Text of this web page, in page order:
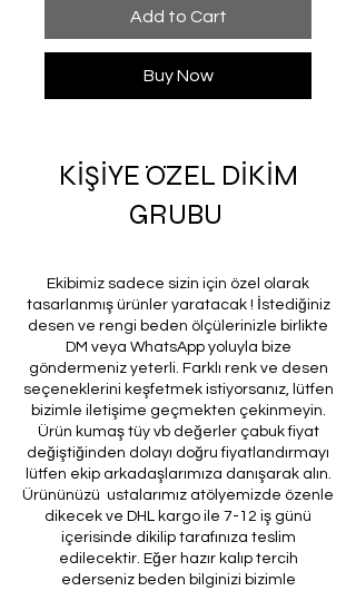
Add to Cart
Buy Now
KİŞİYE ÖZEL DİKİM
GRUBU
Ekibimiz sadece sizin için özel olarak
tasarlanmış ürünler yaratacak ! İstediğiniz
desen ve rengi beden ölçülerinizle birlikte
DM veya WhatsApp yoluyla bize
göndermeniz yeterli. Farklı renk ve desen
seçeneklerini keşfetmek istiyorsanız, lütfen
bizimle iletişime geçmekten çekinmeyin.
Ürün kumaş tüy vb değerler çabuk fiyat
değiştiğinden dolayı doğru fiyatlandırmayı
lütfen ekip arkadaşlarımıza danışarak alın.
Ürününüzü ustalarımız atölyemizde özenle
dikecek ve DHL kargo ile 7-12 iş günü
içerisinde dikilip tarafınıza teslim
edilecektir. Eğer hazır kalıp tercih
ederseniz beden bilginizi bizimle